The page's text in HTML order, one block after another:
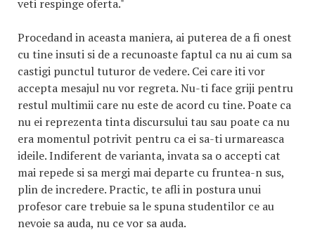
veti respinge oferta."
Procedand in aceasta maniera, ai puterea de a fi onest
cu tine insuti si de a recunoaste faptul ca nu ai cum sa
castigi punctul tuturor de vedere. Cei care iti vor
accepta mesajul nu vor regreta. Nu-ti face griji pentru
restul multimii care nu este de acord cu tine. Poate ca
nu ei reprezenta tinta discursului tau sau poate ca nu
era momentul potrivit pentru ca ei sa-ti urmareasca
ideile. Indiferent de varianta, invata sa o accepti cat
mai repede si sa mergi mai departe cu fruntea-n sus,
plin de incredere. Practic, te afli in postura unui
profesor care trebuie sa le spuna studentilor ce au
nevoie sa auda, nu ce vor sa auda.